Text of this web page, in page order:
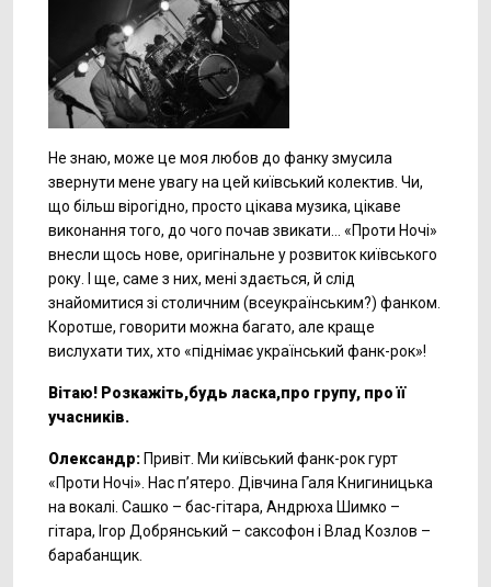
Не знаю, може це моя любов до фанку змусила
звернути мене увагу на цей київський колектив. Чи,
що більш вірогідно, просто цікава музика, цікаве
виконання того, до чого почав звикати… «Проти Ночі»
внесли щось нове, оригінальне у розвиток київського
року. І ще, саме з них, мені здається, й слід
знайомитися зі столичним (всеукраїнським?) фанком.
Коротше, говорити можна багато, але краще
вислухати тих, хто «піднімає український фанк-рок»!
Вітаю! Розкажіть,будь ласка,про групу, про її
учасників.
Олександр: Привіт. Ми київський фанк-рок гурт
«Проти Ночі». Нас п’ятеро. Дівчина Галя Книгиницька
на вокалі. Сашко – бас-гітара, Андрюха Шимко –
гітара, Ігор Добрянський – саксофон і Влад Козлов –
барабанщик.